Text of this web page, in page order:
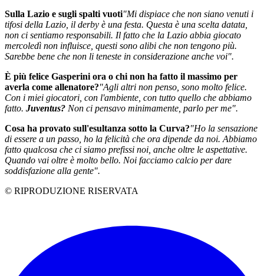
Sulla Lazio e sugli spalti vuoti"Mi dispiace che non siano venuti i
tifosi della Lazio, il derby è una festa. Questa è una scelta datata,
non ci sentiamo responsabili. Il fatto che la Lazio abbia giocato
mercoledì non influisce, questi sono alibi che non tengono più.
Sarebbe bene che non li teneste in considerazione anche voi".
È più felice Gasperini ora o chi non ha fatto il massimo per
averla come allenatore?"Agli altri non penso, sono molto felice.
Con i miei giocatori, con l'ambiente, con tutto quello che abbiamo
fatto. Juventus? Non ci pensavo minimamente, parlo per me".
Cosa ha provato sull'esultanza sotto la Curva?"Ho la sensazione
di essere a un passo, ho la felicità che ora dipende da noi. Abbiamo
fatto qualcosa che ci siamo prefissi noi, anche oltre le aspettative.
Quando vai oltre è molto bello. Noi facciamo calcio per dare
soddisfazione alla gente".
© RIPRODUZIONE RISERVATA